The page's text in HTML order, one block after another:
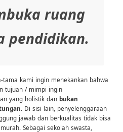
ruang
pendidikan.
kami ingin menekankan bahwa
tujuan / mimpi ingin
yang holistik dan bukan
. Di sisi lain, penyelenggaraan
jawab dan berkualitas tidak bisa
Sebagai sekolah swasta,